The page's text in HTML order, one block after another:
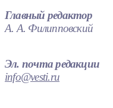
Главный редактор
А. А. Филипповский
Эл. почта редакции
info@vesti.ru